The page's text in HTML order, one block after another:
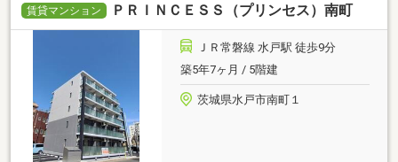
賃貸マンション ＰＲＩＮＣＥＳＳ（プリンセス）南町
ＪＲ常磐線 水戸駅 徒歩9分
築5年7ヶ月 / 5階建
茨城県水戸市南町１